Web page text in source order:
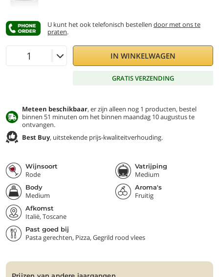
U kunt het ook telefonisch bestellen door met ons te
praten.
IN WINKELWAGEN
GRATIS VERZENDING
Meteen beschikbaar, er zijn alleen nog 1 producten, bestel
binnen 51 minuten om het binnen maandag 10 augustus te
ontvangen.
Best Buy, uitstekende prijs-kwaliteitverhouding.
Wijnsoort
Rode
Vatrijping
Medium
Body
Medium
Aroma's
Fruitig
Afkomst
Italië, Toscane
Past goed bij
Pasta gerechten, Pizza, Gegrild rood vlees